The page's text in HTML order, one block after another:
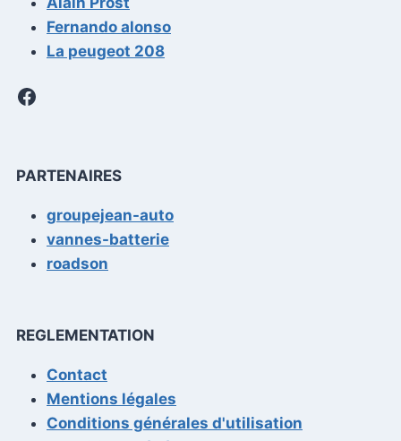
ET
DE
CIRCULATION
Fernando alonso
La peugeot 208
Facebook
PARTENAIRES
groupejean-auto
vannes-batterie
roadson
REGLEMENTATION
Contact
Mentions légales
Conditions générales d'utilisation